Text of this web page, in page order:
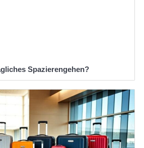
Spazierengehen?